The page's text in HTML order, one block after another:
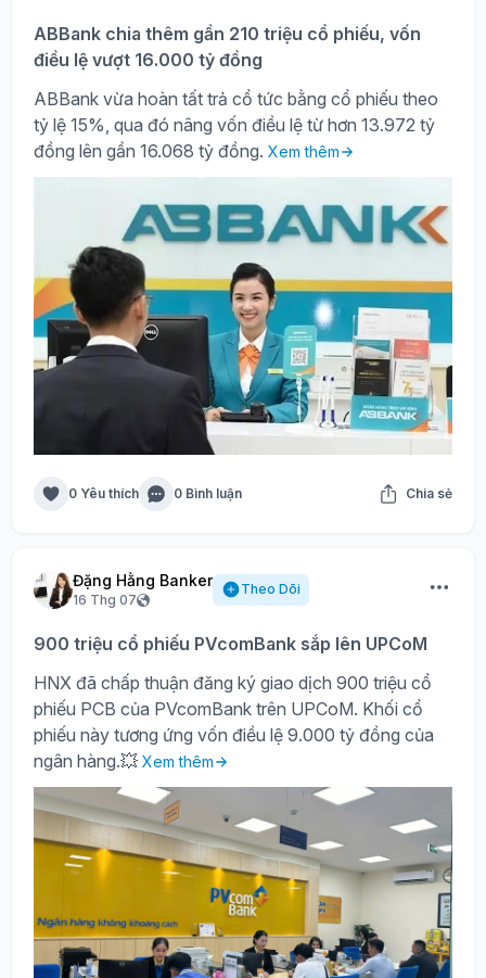
ABBank chia thêm gần 210 triệu cổ phiếu, vốn
điều lệ vượt 16.000 tỷ đồng
ABBank vừa hoàn tất trả cổ tức bằng cổ phiếu theo
tỷ lệ 15%, qua đó nâng vốn điều lệ từ hơn 13.972 tỷ
đồng lên gần 16.068 tỷ đồng. Xem thêm
0 Yêu thích 0 Bình luận Chia sẻ
Đặng Hằng Banker
16 Thg 07
Theo Dõi
900 triệu cổ phiếu PVcomBank sắp lên UPCoM
HNX đã chấp thuận đăng ký giao dịch 900 triệu cổ
phiếu PCB của PVcomBank trên UPCoM. Khối cổ
phiếu này tương ứng vốn điều lệ 9.000 tỷ đồng của
ngân hàng.💥 Xem thêm